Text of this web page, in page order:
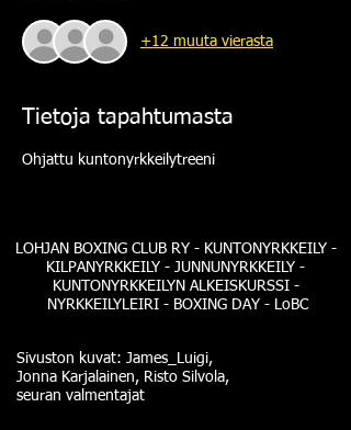
+12 muuta vierasta
Tietoja tapahtumasta
Ohjattu kuntonyrkkeilytreeni
LOHJAN BOXING CLUB RY - KUNTONYRKKEILY -
KILPANYRKKEILY - JUNNUNYRKKEILY -
KUNTONYRKKEILYN ALKEISKURSSI -
NYRKKEILYLEIRI - BOXING DAY - LoBC
Sivuston kuvat: James_Luigi,
Jonna Karjalainen, Risto Silvola,
seuran valmentajat